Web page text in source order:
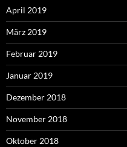
April 2019
März 2019
Februar 2019
Januar 2019
Dezember 2018
November 2018
Oktober 2018